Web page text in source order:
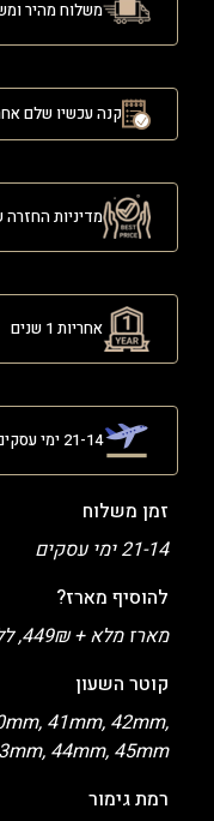
משלוח מהיר
קנה עכשיו שלם
מדיניות החזרה של
אחריות 1 שנים
21-14 ימי עסקים
זמן משלוח
21-14 ימי עסקים
להוסיף מארז?
מארז מלא + 449₪, ללא מארז
קוטר השעון
41mm, 42mm,
44mm, 45mm
רמת גימור